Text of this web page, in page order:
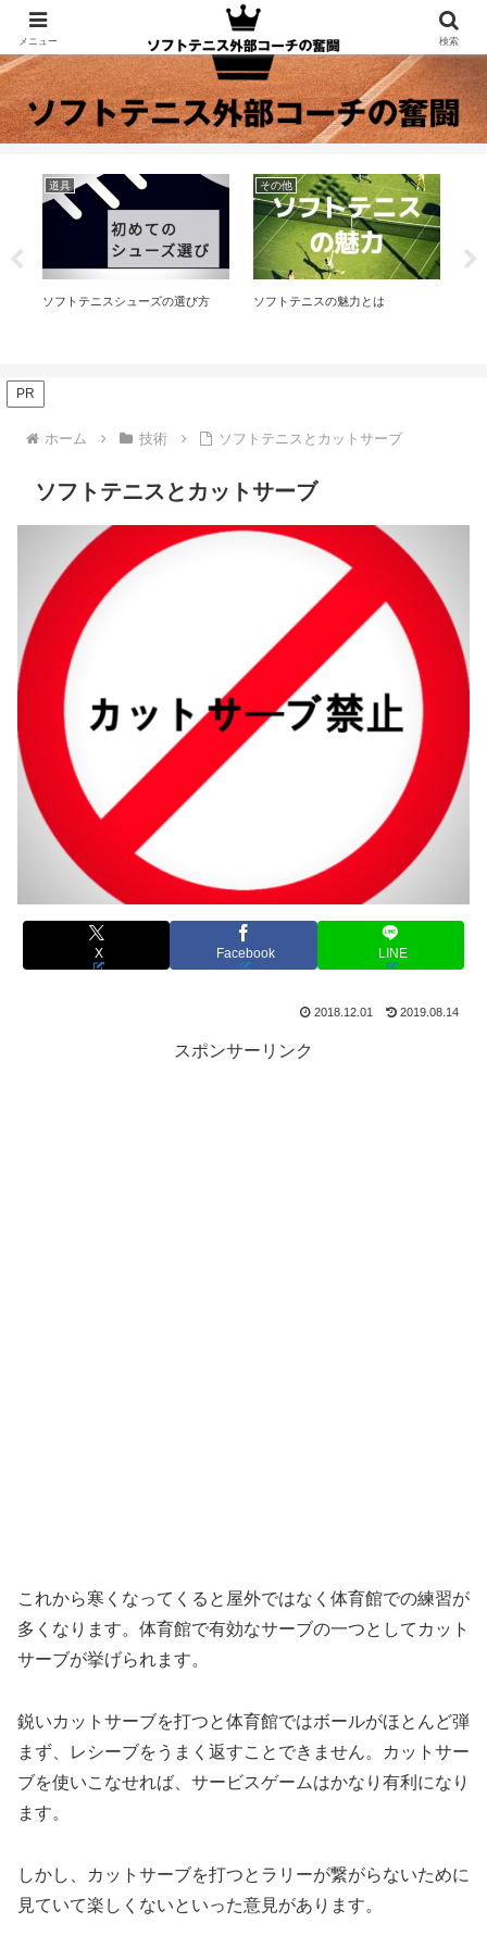
道具
ソフトテニスシューズの選び方
その他
ソフトテニスの魅力とは
PR
ホーム 技術 ソフトテニスとカットサーブ
ソフトテニスとカットサーブ
X Facebook LINE
2018.12.01 2019.08.14
スポンサーリンク
これから寒くなってくると屋外ではなく体育館での練習が
多くなります。体育館で有効なサーブの一つとしてカット
サーブが挙げられます。
鋭いカットサーブを打つと体育館ではボールがほとんど弾
まず、レシーブをうまく返すことできません。カットサー
ブを使いこなせれば、サービスゲームはかなり有利になり
ます。
しかし、カットサーブを打つとラリーが繋がらないために
見ていて楽しくないといった意見があります。
メニュー 検索